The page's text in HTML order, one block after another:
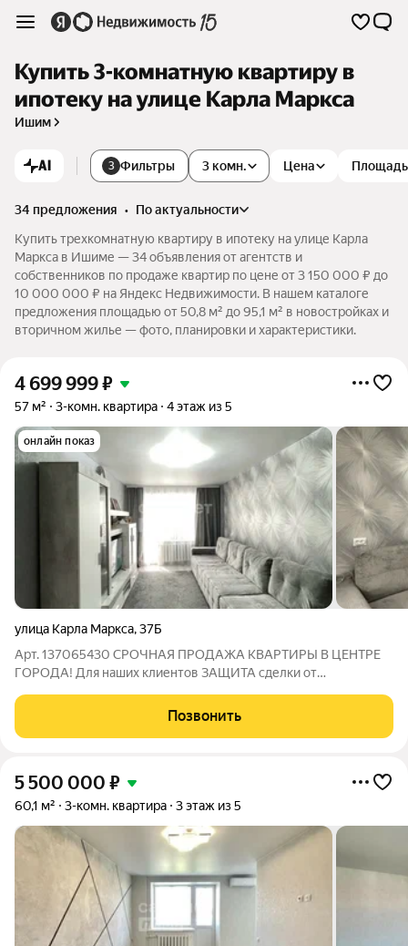
Купить 3-комнатную квартиру в
ипотеку на улице Карла Маркса
Ишим
AI 3 Фильтры 3 комн. Цена Площадь
34 предложения •
по актуальности
Купить трехкомнатную квартиру в ипотеку на улице Карла
Маркса в Ишиме — 34 объявления от агентств и
собственников по продаже квартир по цене от 3 150 000 ₽ до
10 000 000 ₽ на Яндекс Недвижимости. В нашем каталоге
предложения площадью от 50,8 м² до 95,1 м² в новостройках и
вторичном жилье — фото, планировки и характеристики.
4 699 999₽
57 м² 3-комн. квартира 4 этаж из 5
онлайн показ
улица Карла Маркса,37Б
Арт. 137065430 СРОЧНАЯ ПРОДАЖА КВАРТИРЫ В ЦЕНТРЕ
ГОРОДА! Для наших клиентов ЗАЩИТА сделки от
Платеж от 20 000р! Идеальный вариант для тех, кто хочет
жить в удобном месте и создать уютный дом под
Позвонить
5 500 000 ₽
60,1 м² 3-комн. квартира 3 этаж из 5